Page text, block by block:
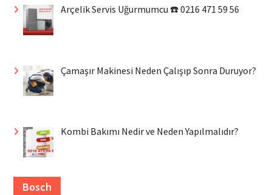
Arçelik Servis Uğurmumcu ☎️ 0216 471 59 56
Çamaşır Makinesi Neden Çalışıp Sonra Duruyor?
Kombi Bakımı Nedir ve Neden Yapılmalıdır?
Bosch